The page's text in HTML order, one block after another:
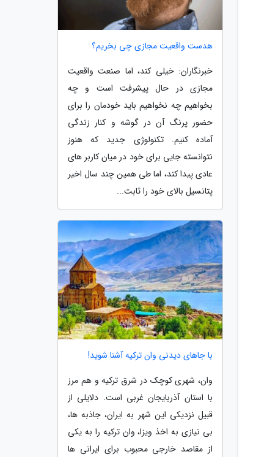
هدست واقعیت مجازی چی بخریم؟
خبرنگاران: خیلی کند، اما صنعت واقعیت
مجازی در حال پیشرفت است و چه
بخواهیم چه نخواهیم باید خودمان را برای
حضور پرنگ آن در گوشه و کنار زندگی
آماده کنیم. تکنولوژی جدید که هنوز
نتوانسته جایی برای خود در میان کاربر های
عادی پیدا کند، اما طی همین چند سال اخیر
پتانسیل بالای خود را ثابت...
با جاهای دیدنی وان ترکیه آشنا شوید!
وان، شهری کوچک در شرق ترکیه و هم مرز
با استان آذربایجان غربی است. دلایلی از
قبیل نزدیکی این شهر به ایران، جاذبه ها،
بی نیازی به اخذ ویزا، وان ترکیه را به یکی
از مقاصد خارجی محبوب برای ایرانی ها